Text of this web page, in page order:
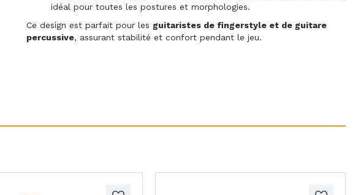
idéal pour toutes les postures et morphologies.
Ce design est parfait pour les guitaristes de fingerstyle et de guitare
percussive, assurant stabilité et confort pendant le jeu.